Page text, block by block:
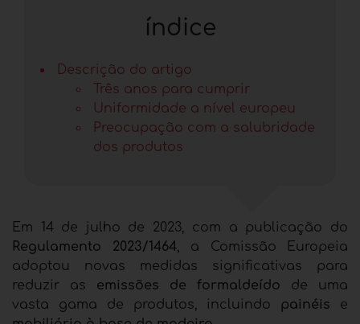
índice
Descrição do artigo
Três anos para cumprir
Uniformidade a nível europeu
Preocupação com a salubridade
dos produtos
Em 14 de julho de 2023, com a publicação do
Regulamento 2023/1464, a Comissão Europeia
adoptou novas medidas significativas para
reduzir as emissões de formaldeído de uma
vasta gama de produtos, incluindo painéis e